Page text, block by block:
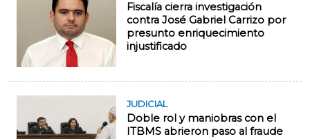
Fiscalía cierra investigación
contra José Gabriel Carrizo por
presunto enriquecimiento
injustificado
JUDICIAL
Doble rol y maniobras con el
ITBMS abrieron paso al fraude